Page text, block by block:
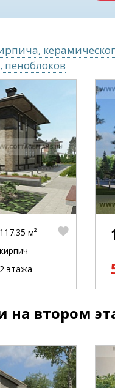
пеноблоков
117.35 м²
кирпич
2 этажа
втором